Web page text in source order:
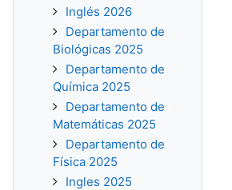
Inglés 2026
Departamento de
Biológicas 2025
Departamento de
Química 2025
Departamento de
Matemáticas 2025
Departamento de
Física 2025
Ingles 2025